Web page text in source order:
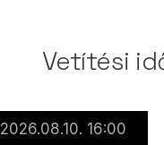
Vetítési
2026.08.10. 16:00